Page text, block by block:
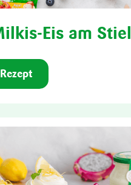
Eis am Stiel